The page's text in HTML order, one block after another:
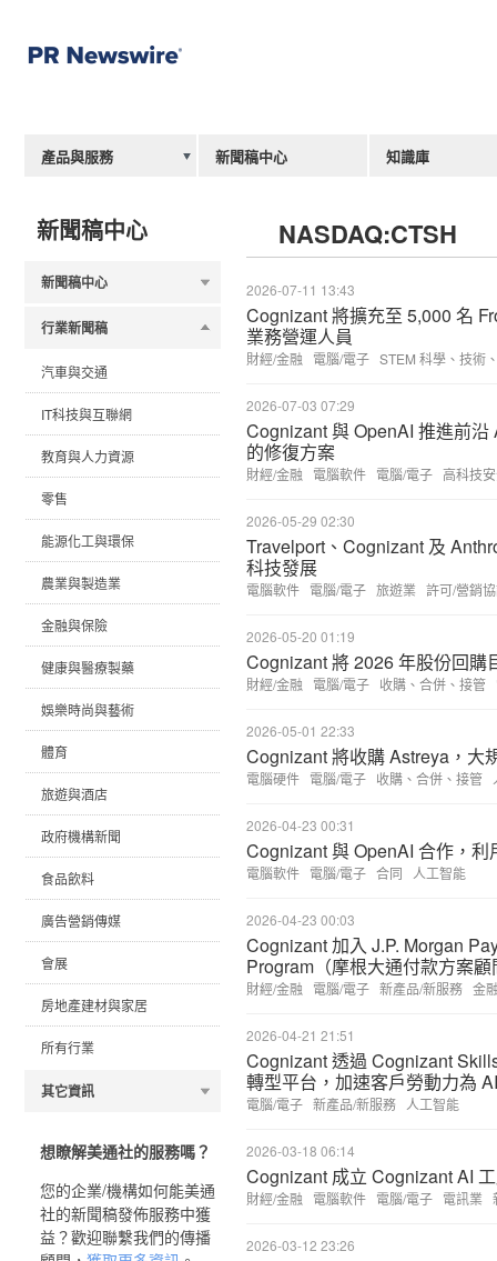
新聞稿中心
新聞稿中心
行業新聞稿
汽車與交通
IT科技與互聯網
教育與人力資源
零售
能源化工與環保
農業與製造業
金融與保險
健康與醫療製藥
娛樂時尚與藝術
體育
旅遊與酒店
政府機構新聞
食品飲料
廣告營銷傳媒
會展
房地產建材與家居
所有行業
其它資訊
想瞭解美通社的服務嗎？
您的企業/機構如何能美通
社的新聞稿發佈服務中獲
益？歡迎聯繫我們的傳播
NASDAQ:CTSH
2026-07-11 13:43
Cognizant 將擴充至 5,000 名
業務營運人員
財經/金融 電腦/電子 STEM 科學、技術
2026-07-03 07:29
Cognizant 與 OpenAI 推進前
的修復方案
財經/金融 電腦軟件 電腦/電子 高科技
2026-05-29 02:30
Travelport、Cognizant 及
科技發展
電腦軟件 電腦/電子 旅遊業 許可/營銷
2026-05-20 01:19
Cognizant 將 2026 年股份回購
財經/金融 電腦/電子 收購、合併、接管
2026-05-01 22:33
Cognizant 將收購 Astreya，大
電腦硬件 電腦/電子 收購、合併、接管
2026-04-23 00:31
Cognizant 與 OpenAI 合作，
電腦軟件 電腦/電子 合同 人工智能
2026-04-23 00:03
Cognizant 加入 J.P. Morgan
Program（摩根大通付款方案
財經/金融 電腦/電子 新產品/新服務 金
2026-04-21 21:51
Cognizant 透過 Cognizant
轉型平台，加速客戶勞動力為
電腦/電子 新產品/新服務 人工智能
2026-03-18 06:14
Cognizant 成立 Cognizant AI
財經/金融 電腦軟件 電腦/電子 電訊業
2026-03-12 23:26
產品與服務 新聞稿中心 知識庫